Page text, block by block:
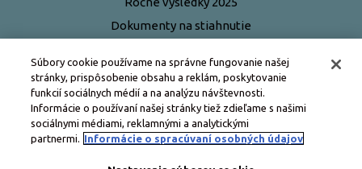
Dokumenty na stiahnutie
Súbory cookie používame na správne fungovanie našej
stránky, prispôsobenie obsahu a reklám, poskytovanie
funkcií sociálnych médií a na analýzu návštevnosti.
Informácie o používaní našej stránky tiež zdieľame s našimi
sociálnymi médiami, reklamnými a analytickými
partnermi. Informácie o spracúvaní osobných údajov